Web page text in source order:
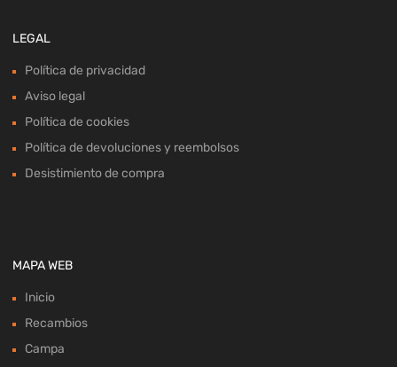
LEGAL
Política de privacidad
Aviso legal
Política de cookies
Política de devoluciones y reembolsos
Desistimiento de compra
MAPA WEB
Inicio
Recambios
Campa